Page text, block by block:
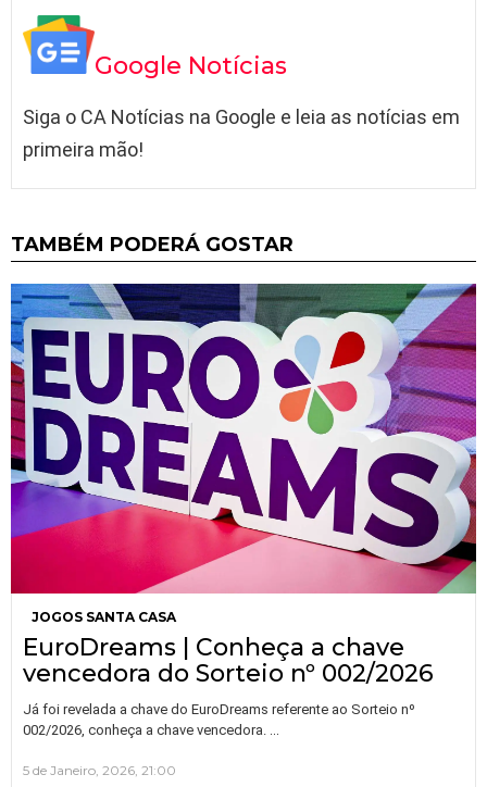
Google Notícias
Siga o CA Notícias na Google e leia as notícias em
primeira mão!
TAMBÉM PODERÁ GOSTAR
JOGOS SANTA CASA
EuroDreams | Conheça a chave
vencedora do Sorteio nº 002/2026
Já foi revelada a chave do EuroDreams referente ao Sorteio nº
002/2026, conheça a chave vencedora.
5 de Janeiro, 2026, 21:00